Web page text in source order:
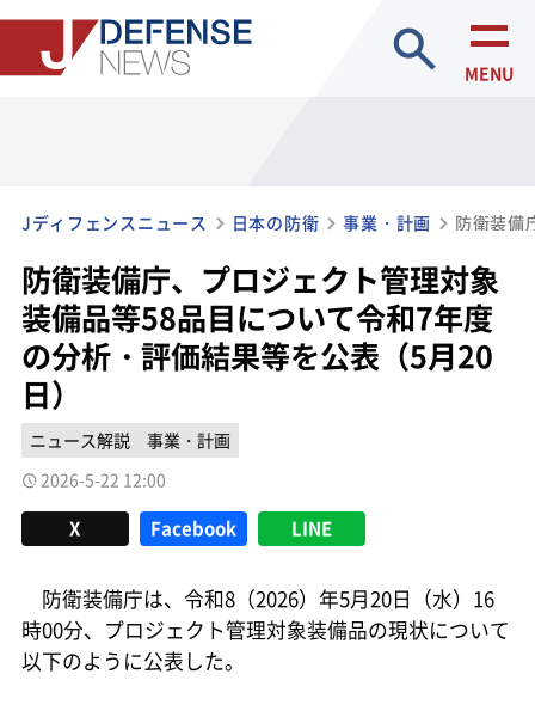
site search
MENU
Jディフェンスニュース 日本の防衛 事業・計画
防衛装備庁、プロジェクト管理対象
装備品等58品目について令和7年度
の分析・評価結果等を公表（5月20
日）
ニュース解説
事業・計画
2026-5-22 12:00
X Facebook LINE
防衛装備庁は、令和8（2026）年5月20日（水）16
時00分、プロジェクト管理対象装備品の現状について
以下のように公表した。